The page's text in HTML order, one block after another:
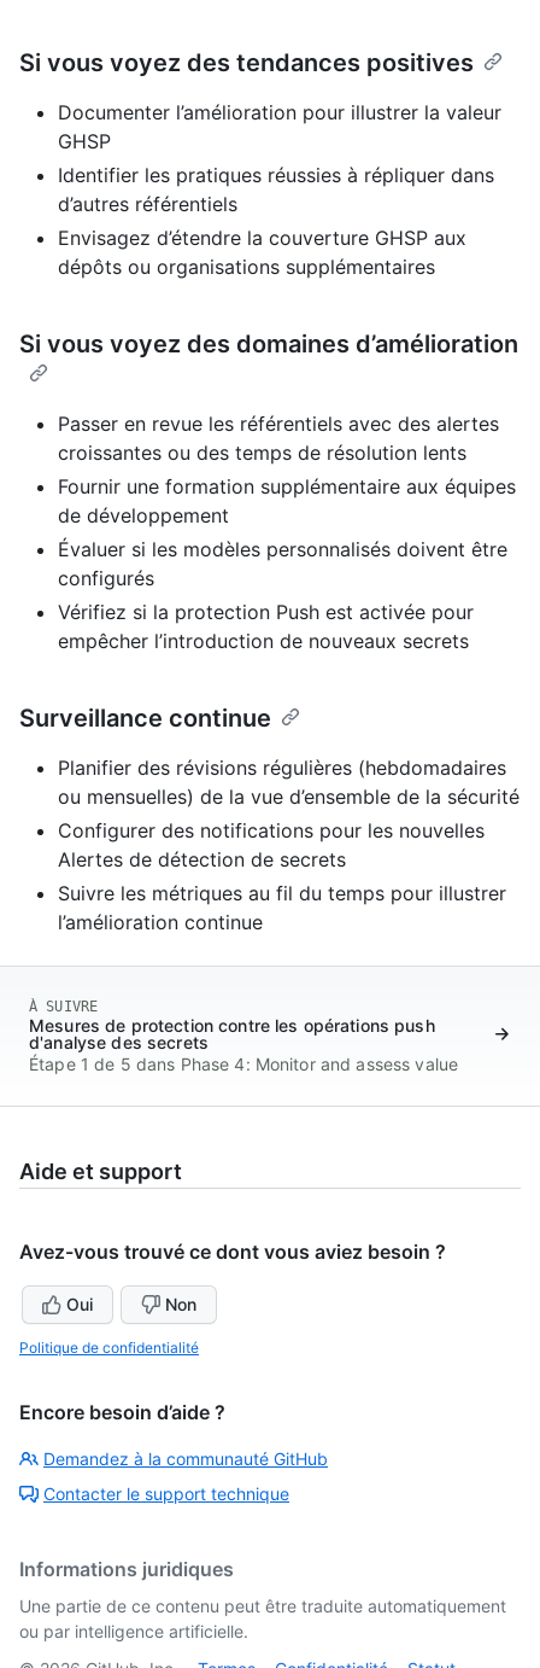
Si vous voyez des tendances positives
Documenter l’amélioration pour illustrer la valeur
GHSP
Identifier les pratiques réussies à répliquer dans
d’autres référentiels
Envisagez d’étendre la couverture GHSP aux
dépôts ou organisations supplémentaires
Si vous voyez des domaines d’amélioration
Passer en revue les référentiels avec des alertes
croissantes ou des temps de résolution lents
Fournir une formation supplémentaire aux équipes
de développement
Évaluer si les modèles personnalisés doivent être
configurés
Vérifiez si la protection Push est activée pour
empêcher l’introduction de nouveaux secrets
Surveillance continue
Planifier des révisions régulières (hebdomadaires
ou mensuelles) de la vue d’ensemble de la sécurité
Configurer des notifications pour les nouvelles
Alertes de détection de secrets
Suivre les métriques au fil du temps pour illustrer
l’amélioration continue
À SUIVRE
Mesures de protection contre les opérations push
d'analyse des secrets
Étape 1 de 5 dans Phase 4: Monitor and assess value
Aide et support
Avez-vous trouvé ce dont vous aviez besoin ?
Oui Non
Politique de confidentialité
Encore besoin d’aide ?
Demandez à la communauté GitHub
Contacter le support technique
Informations juridiques
Une partie de ce contenu peut être traduite automatiquement
ou par intelligence artificielle.